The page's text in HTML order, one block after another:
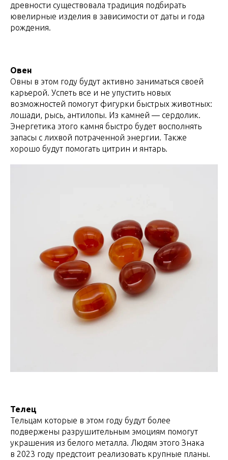
древности существовала традиция подбирать
ювелирные изделия в зависимости от даты и года
рождения.
Овен
Овны в этом году будут активно заниматься своей
карьерой. Успеть все и не упустить новых
возможностей помогут фигурки быстрых животных:
лошади, рысь, антилопы. Из камней — сердолик.
Энергетика этого камня быстро будет восполнять
запасы с лихвой потраченной энергии. Также
хорошо будут помогать цитрин и янтарь.
Телец
Тельцам которые в этом году будут более
подвержены разрушительным эмоциям помогут
украшения из белого металла. Людям этого Знака
в 2023 году предстоит реализовать крупные планы.